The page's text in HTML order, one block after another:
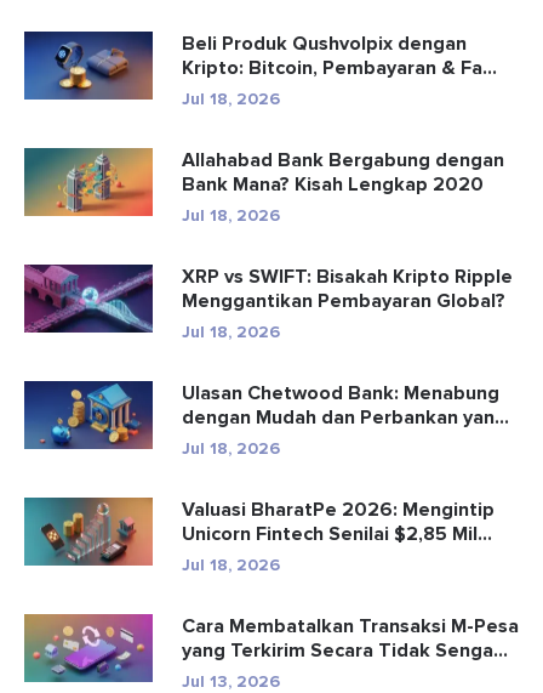
Beli Produk Qushvolpix dengan
Kripto: Bitcoin, Pembayaran & Fa...
Jul 18, 2026
Allahabad Bank Bergabung dengan
Bank Mana? Kisah Lengkap 2020
Jul 18, 2026
XRP vs SWIFT: Bisakah Kripto Ripple
Menggantikan Pembayaran Global?
Jul 18, 2026
Ulasan Chetwood Bank: Menabung
dengan Mudah dan Perbankan yang
Aman
Jul 18, 2026
Valuasi BharatPe 2026: Mengintip
Unicorn Fintech Senilai $2,85 Mil...
Jul 18, 2026
Cara Membatalkan Transaksi M-Pesa
yang Terkirim Secara Tidak Senga...
Jul 13, 2026